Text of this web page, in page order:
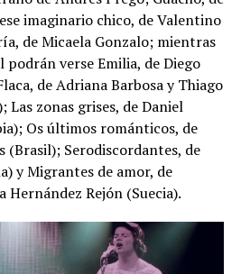
imaginario chico, de Valentino
de Micaela Gonzalo; mientras
verse Emilia, de Diego
de Adriana Barbosa y Thiago
zonas grises, de Daniel
Os últimos románticos, de
(Brasil); Serodiscordantes, de
y Migrantes de amor, de
Hernández Rejón (Suecia).